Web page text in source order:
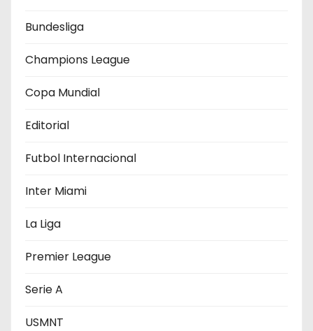
ó
n
d
n
t
a
Bundesliga
Champions League
Copa Mundial
Editorial
Futbol Internacional
Inter Miami
La Liga
Premier League
Serie A
USMNT